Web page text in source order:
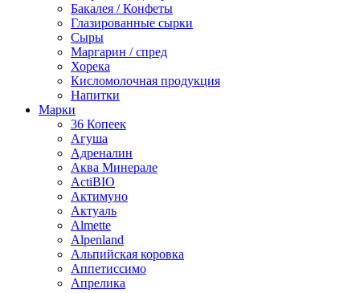
Бакалея / Конфеты
Глазированные сырки
Сыры
Маргарин / спред
Хорека
Кисломолочная продукция
Напитки
Марки
36 Копеек
Агуша
Адреналин
Аква Минерале
ActiBIO
Актимуно
Актуаль
Almette
Alpenland
Альпийская коровка
Аппетиссимо
Апрелика